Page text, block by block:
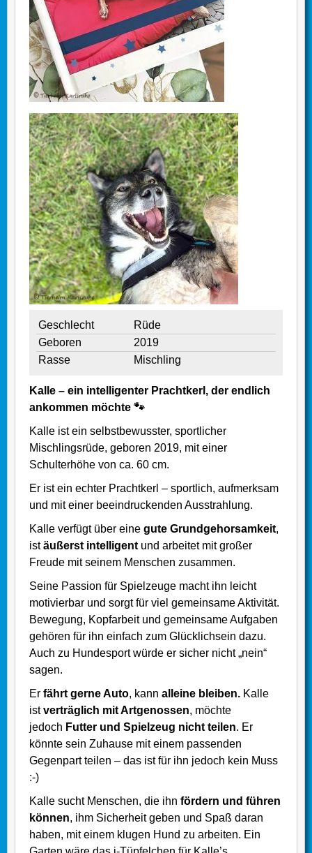
Geschlecht
Rüde
Geboren
2019
Rasse
Mischling
Kalle – ein intelligenter Prachtkerl, der endlich
ankommen möchte 🐾
Kalle ist ein selbstbewusster, sportlicher
Mischlingsrüde, geboren 2019, mit einer
Schulterhöhe von ca. 60 cm.
Er ist ein echter Prachtkerl – sportlich, aufmerksam
und mit einer beeindruckenden Ausstrahlung.
Kalle verfügt über eine gute Grundgehorsamkeit,
istäußerst intelligent und arbeitet mit großer
Freude mit seinem Menschen zusammen.
Seine Passion für Spielzeuge macht ihn leicht
motivierbar und sorgt für viel gemeinsame Aktivität.
Bewegung, Kopfarbeit und gemeinsame Aufgaben
gehören für ihn einfach zum Glücklichsein dazu.
Auch zu Hundesport würde er sicher nicht „nein“
sagen.
Er fährt gerne Auto, kann alleine bleiben. Kalle
istverträglich mit Artgenossen, möchte
jedoch Futter und Spielzeug nicht teilen. Er
könnte sein Zuhause mit einem passenden
Gegenpart teilen – das ist für ihn jedoch kein Muss
:-)
Kalle sucht Menschen, die ihn fördern und führen
können, ihm Sicherheit geben und Spaß daran
haben, mit einem klugen Hund zu arbeiten. Ein